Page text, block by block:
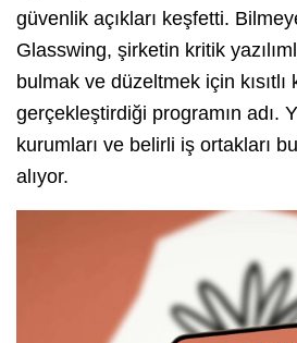
güvenlik açıkları keşfetti.
Glasswing, şirketin kritik
bulmak ve düzeltmek için kısıtlı
gerçekleştirdiği programın adı.
kurumları ve belirli iş ortakları
alıyor.